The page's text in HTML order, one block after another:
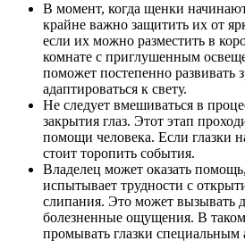
В момент, когда щенки
крайне важно защитить их от
если их можно разместить в
комнате с приглушенным
поможет постепенно развивать
адаптироваться к свету.
Не следует вмешиваться в
закрытия глаз. Этот этап
помощи человека. Если глазки
стоит торопить события.
Владелец может оказать
испытывает трудности с
слипания. Это может вызывать
болезненные ощущения. В
промывать глазки специальным